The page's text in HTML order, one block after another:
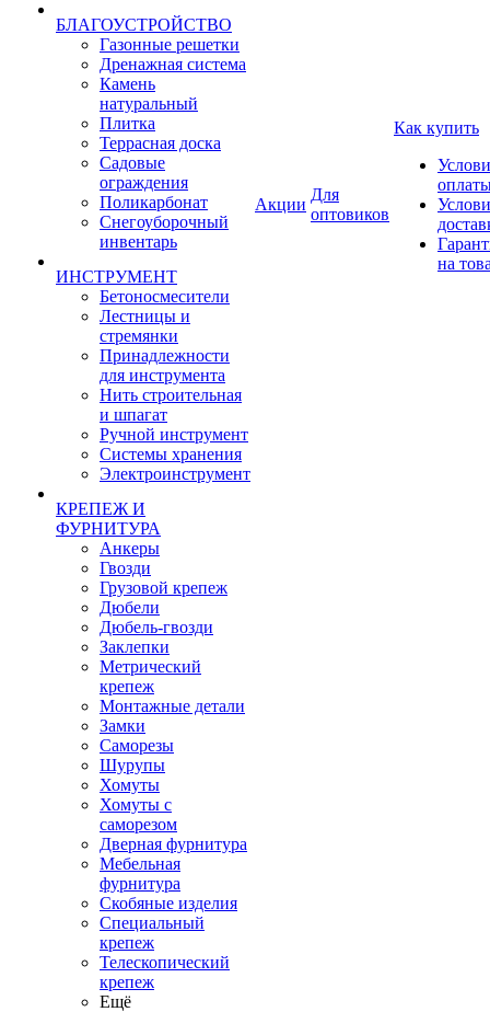
БЛАГОУСТРОЙСТВО
Газонные решетки
Дренажная система
Камень
натуральный
Плитка
Террасная доска
Садовые
ограждения
Поликарбонат
Снегоуборочный
инвентарь
ИНСТРУМЕНТ
Бетоносмесители
Лестницы и
стремянки
Принадлежности
для инструмента
Нить строительная
и шпагат
Ручной инструмент
Системы хранения
Электроинструмент
КРЕПЕЖ И
ФУРНИТУРА
Анкеры
Гвозди
Грузовой крепеж
Дюбели
Дюбель-гвозди
Заклепки
Метрический
крепеж
Монтажные детали
Замки
Саморезы
Шурупы
Хомуты
Хомуты с
саморезом
Дверная фурнитура
Мебельная
фурнитура
Скобяные изделия
Специальный
крепеж
Телескопический
крепеж
Ещё
Акции
Для
оптовиков
Как купить
на